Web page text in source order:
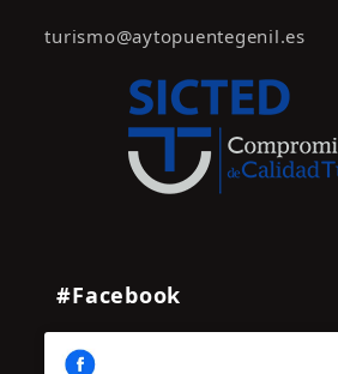
turismo@aytopuentegenil.es
#Facebook